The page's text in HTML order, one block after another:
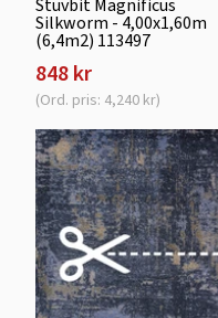
Stuvbit Magnificus
Silkworm - 4,00x1,60m
(6,4m2) 113497
848 kr
(Ord. pris: 4,240 kr)